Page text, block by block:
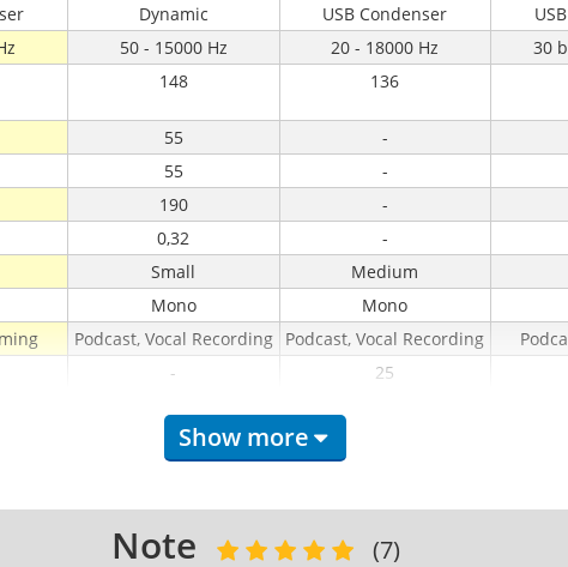
Dynamic USB Condenser
50 - 15000 Hz 20 - 18000 Hz 30
148 136
55 -
55 -
190 -
0,32 -
Small Medium
Mono Mono
Podcast, Vocal Recording Podcast, Vocal Recording
- 25
Show more
Note (7)